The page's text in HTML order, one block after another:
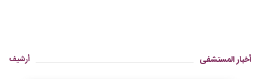
أخبار المستشفى أرشيف